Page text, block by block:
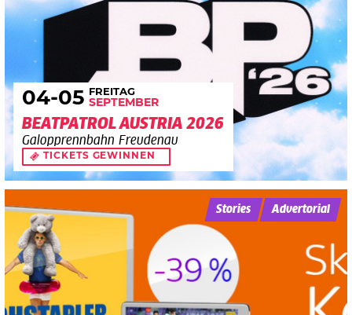
04-05 FREITAG
SEPTEMBER
BEATPATROL AUSTRIA 2026
Galopprennbahn Freudenau
TICKETS GEWINNEN
Stories Advertorial